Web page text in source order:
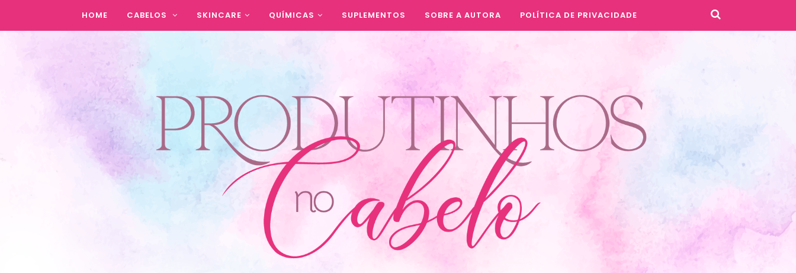
HOME CABELOS SKINCARE QUÍMICAS SUPLEMENTOS SOBRE A AUTORA POLÍTICA DE PRIVACIDADE